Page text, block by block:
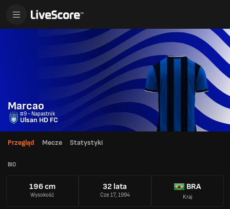
Marcao
#9 - Napastnik
Ulsan HD FC
Przegląd Mecze Statystyki
BIO
196 cm
Wysokość
32 lata
Cze 17, 1994
BRA
Kraj